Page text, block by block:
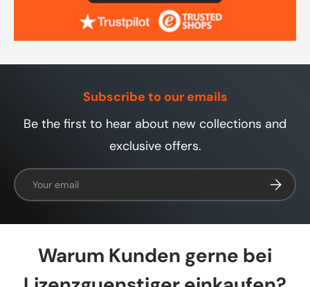
Subscribe to our emails
Be the first to hear about new collections and
exclusive offers.
Email
Warum Kunden gerne bei